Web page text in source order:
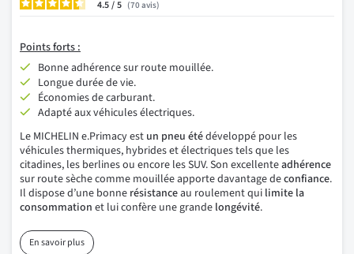
4.5/ 70avis
Pointsforts :
Bonne adhérence sur route mouillée.
Longue durée de vie.
Économies de carburant.
Adapté aux véhicules électriques.
Le MICHELIN e.Primacy est un pneu étédéveloppé pour les
véhicules thermiques, hybrides et électriques tels que les
citadines, les berlines ou encore les SUV. Son excellenteadhérence
sur route sèche comme mouillée apporte davantage deconfiance.
Il dispose d’une bonne résistanceau roulement qui limite la
consommation et lui confère une grande longévité.
En savoir plus